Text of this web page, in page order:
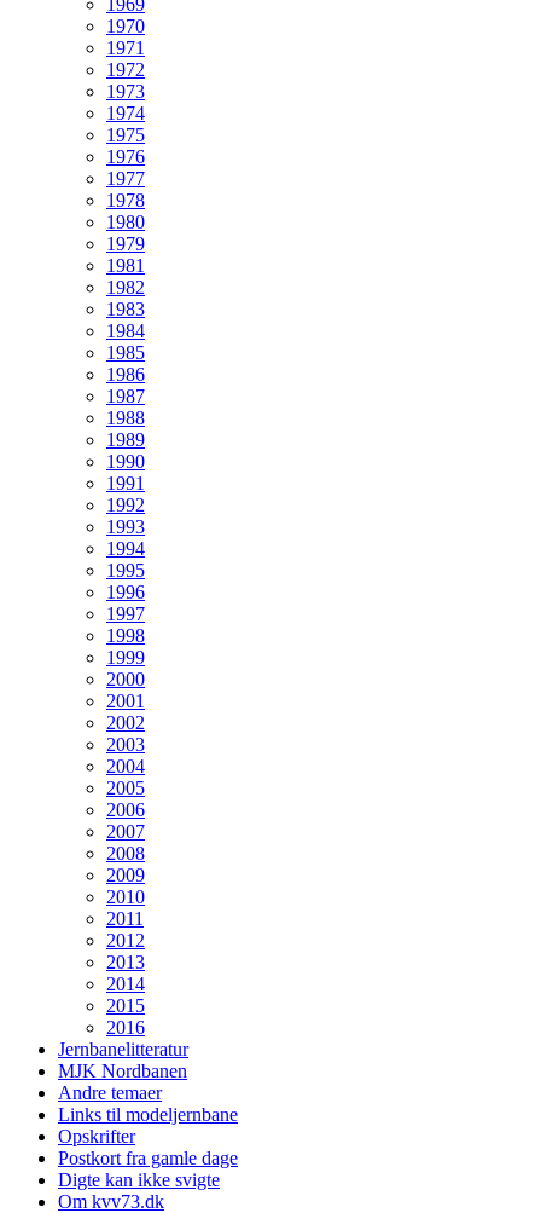
1969
1970
1971
1972
1973
1974
1975
1976
1977
1978
1980
1979
1981
1982
1983
1984
1985
1986
1987
1988
1989
1990
1991
1992
1993
1994
1995
1996
1997
1998
1999
2000
2001
2002
2003
2004
2005
2006
2007
2008
2009
2010
2011
2012
2013
2014
2015
2016
Jernbanelitteratur
MJK Nordbanen
Andre temaer
Links til modeljernbane
Opskrifter
Postkort fra gamle dage
Digte kan ikke svigte
Om kvv73.dk